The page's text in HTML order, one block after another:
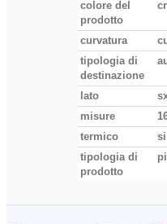
colore del
prodotto
curvatura
tipologia di
destinazione
lato
misure
termico
si
tipologia di
prodotto